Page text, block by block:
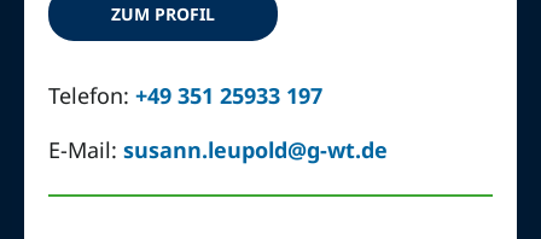
ZUM PROFIL
Telefon:+49 351 25933 197
E-Mail:susann.leupold@g-wt.de